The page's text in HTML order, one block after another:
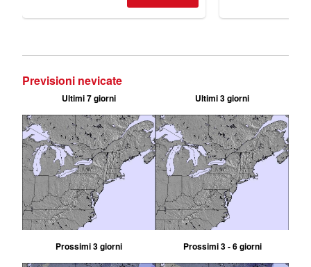
Previsioni nevicate
Ultimi 7 giorni Ultimi 3 giorni
Prossimi 3 giorni Prossimi 3 - 6 giorni